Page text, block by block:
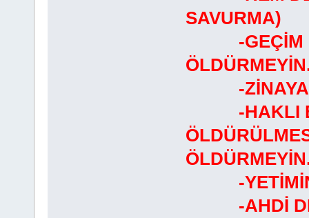
SAVURMA)
-GEÇİM
-ZİNAYA
-HAKLI BİR
-YETİMİN
-AHDİ DE